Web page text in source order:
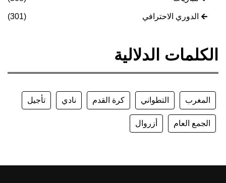
الدوري الاحترافي (301)
الكلمات الدلالية
المغرب التطواني كرة القدم نادي تأجيل
الجمع العام أزروال